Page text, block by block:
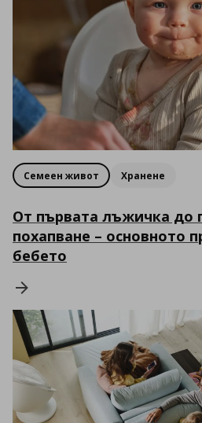
Семеен живот Хранене
От първата лъжичка до
похапване – основното
бебето